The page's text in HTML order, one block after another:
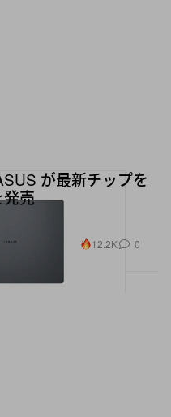
が最新チップを
売
12.2K 0